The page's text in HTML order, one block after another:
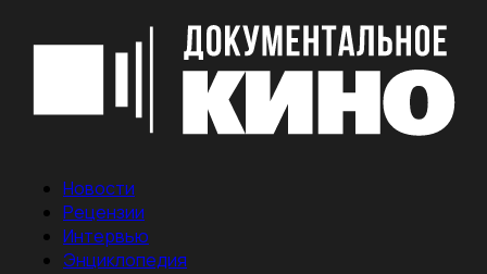
Новости
Рецензии
Интервью
Энциклопедия